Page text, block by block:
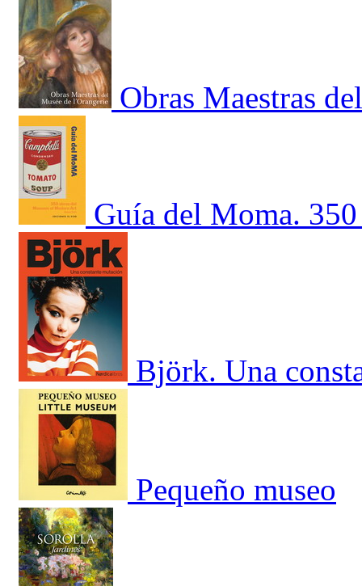
Obras Maestras
Guía del Moma.
Björk. Una
Pequeño museo